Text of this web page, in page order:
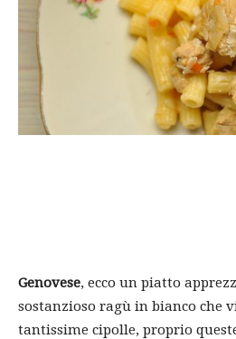
Genovese, ecco un piatto
sostanzioso ragù in bianco che
tantissime cipolle, proprio